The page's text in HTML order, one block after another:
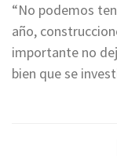
“No podemos
año,
importante no
bien que se